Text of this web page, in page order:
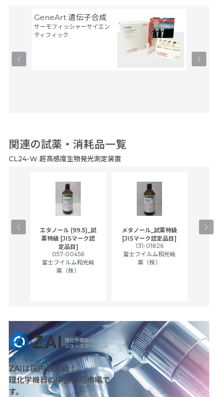
GeneArt 遺伝子合成
サーモフィッシャーサイエン
ティフィック
関連の試薬・消耗品一覧
CL24-W 超高感度生物発光測定装置
エタノール (99.5)_試
薬特級 [JISマーク認
定品目]
057-00456
富士フイルム和光純
薬（株）
メタノール_試薬特級
[JISマーク認定品目]
131-01826
富士フイルム和光純
薬（株）
ア
ZAIは国内最大級！
理化学機器の中古販売市場で
す。